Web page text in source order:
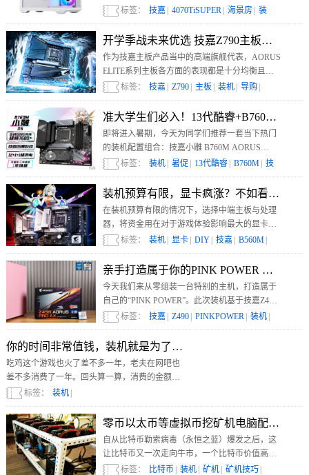
40 SUPER系列显卡，纯白色系加通透机箱，颜值
高的是不要不要，还不快来看看？
标签： 技嘉 4070TiSUPER 海景房
装
机| 导购 |
开学季战未来优选 技嘉Z790主板装机优选
​作为技嘉主板产品当中的高端旗舰代表，AORUS
ELITE系列主板各方面的表现都是十分均衡且出
色的，可以说是高端装机的不二之选。同时该系
列Z790主板不但支持目前的13代酷睿处理器，也
支持即将发布的14代酷睿处理器，拥有不错的升
标签： 技嘉 Z790 主板 装机 导购
准大学生们必入！13代酷睿+B760M超值
即将进入暑期，今天为同学们推荐一套当下热门
的装机配置组合：技嘉小雕 B760M AORUS
ELITE DDR5主板搭配英特尔13代酷睿i5-13600K
处理器，无论是用来学习，还是用来游戏娱乐，
都可以轻松胜任，并且价格比较适中，有装机需
标签： 装机 暑促 13代酷睿 B760M
技
嘉主板|
装机预算有限，显卡疯涨？不如看看这款
在装机预算有限的情况下，选择中端主板与处理
器，将资金用在对于游戏体验影响最大的显卡
上，不失为一种明智的选择。今天就为大家推荐
一款中端主板：支持Intel第十一代桌面酷睿处理
器的技嘉B560M平台，搭配技嘉RTX 3060
同时价格也控制在了比较合理的水平。
标签： 装机 显卡 DIY 技嘉 B560M
亲手打造属于你的PINK POWER 技嘉
今天我们来从零组装一台特别的主机，打造属于
自己的“PINK POWER”。此次装机基于技嘉Z490
AORUS PRO AX主板，Intel第十代酷睿i9处理
器，另外使用技嘉GeForce RTX 2080Ti显卡、
32GB内存和1TB SSD，并且采用了一台通体粉嫩
标签： 技嘉 Z490 PINKPOWER 装机
你的时间非常值钱，装机就是为了吃一手泰国鸡
吃鸡这个游戏也火了差不多一年，老夫在网吧也
差不多消费了一年。回头算一算，消费的金额加
起来几乎可以组装一台电脑了……
标签： 装机
零币以太币等虚拟币挖矿机电脑配置推荐
自从比特币勒索病毒（永恒之蓝）爆发之后，这
让比特币又一次走向牛市，一个比特币价值高达
近2万元人民币，此外受到比特币（BTC）的强势
标签： 比特币 装机 矿机 矿机技巧